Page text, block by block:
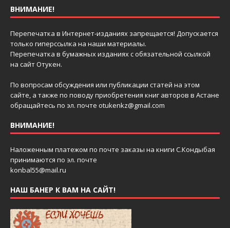
ВНИМАНИЕ!
Перепечатка в Интернет-изданиях запрещается! Допускается
только гиперссылка на наши материалы.
Перепечатка в бумажных изданиях с обязательной ссылкой
на сайт Отукен.
По вопросам обсуждения или публикации статей на этом
сайте, а также по поводу приобретения книг авторов в Астане
обращайтесь по эл. почте otukenkz@gmail.com
ВНИМАНИЕ!
Наложенным платежом по почте заказы на книги С.Кондыбая
принимаются по эл. почте
konbal55@mail.ru
НАШ БАНЕР К ВАМ НА САЙТ!